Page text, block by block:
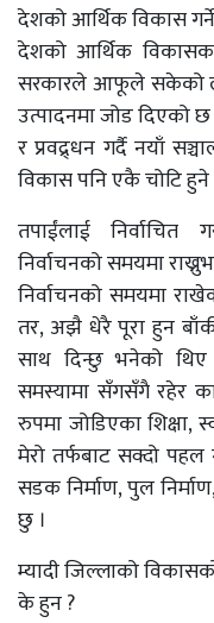
देशको आर्थिक विकास
देशको आर्थिक
सरकारले आफूले सकेको
उत्पादनमा जोड दिएको
र प्रवद्र्धन गर्दै नयाँ
विकास पनि एकै चोटि हुने
तपाईंलाई निर्वाचित
निर्वाचनको समयमा
निर्वाचनको समयमा
तर, अझै धेरै पूरा हुन
साथ दिन्छु भनेको
समस्यामा सँगसँगै रहेर
रुपमा जोडिएका शिक्षा,
मेरो तर्फबाट सक्दो पहल
सडक निर्माण, पुल
छु ।
म्यादी जिल्लाको
के हुन ?